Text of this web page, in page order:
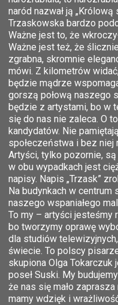
naród nazwał ją „Królową
Trzaskowska bardzo
Ważne jest to, że
Ważne jest też, że
zgrabna, skromnie
mówi. Z kilometrów
będzie mądrze
gorszą połową naszego
będzie z artystami, bo w
się do nas nie zaleca. O
kandydatów. Nie
społeczeństwa i bez niej
Artyści, tylko pozornie,
w obu wypadkach jest
napisy. Napis „Trzask”
Na budynkach w centrum
naszego wspaniałego
To my – artyści jesteśmy
bo tworzymy oprawę
dla studiów
świecie. To polscy
skupiona Olga Tokarczuk
poseł Suski. My
że nas się mało
mamy wdzięk i